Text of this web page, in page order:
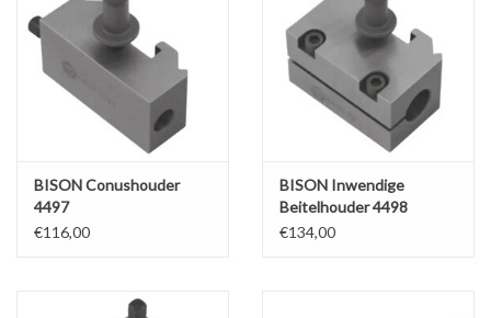
BISON Conushouder
4497
€116,00
BISON Inwendige
Beitelhouder 4498
€134,00